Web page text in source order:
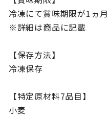
冷凍にて賞味期限が1ヵ
※詳細は商品に記載
【保存方法】
冷凍保存
【特定原材料7品目】
小麦